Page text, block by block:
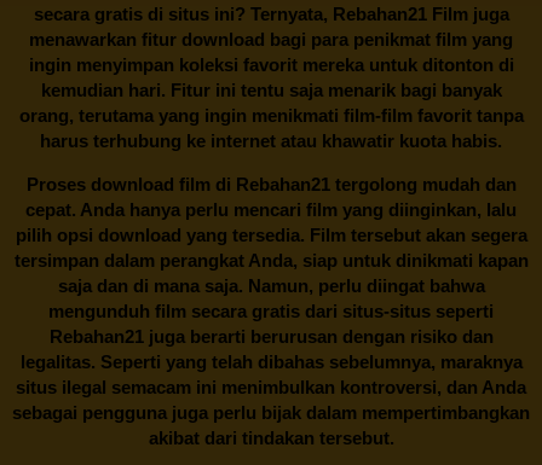
secara gratis di situs ini? Ternyata, Rebahan21 Film juga
menawarkan fitur download bagi para penikmat film yang
ingin menyimpan koleksi favorit mereka untuk ditonton di
kemudian hari. Fitur ini tentu saja menarik bagi banyak
orang, terutama yang ingin menikmati film-film favorit tanpa
harus terhubung ke internet atau khawatir kuota habis.
Proses download film di Rebahan21tergolong mudah dan
cepat. Anda hanya perlu mencari film yang diinginkan, lalu
pilih opsi download yang tersedia. Film tersebut akan segera
tersimpan dalam perangkat Anda, siap untuk dinikmati kapan
saja dan di mana saja. Namun, perlu diingat bahwa
mengunduh film secara gratis dari situs-situs seperti
Rebahan21 juga berarti berurusan dengan risiko dan
legalitas. Seperti yang telah dibahas sebelumnya, maraknya
situs ilegal semacam ini menimbulkan kontroversi, dan Anda
sebagai pengguna juga perlu bijak dalam mempertimbangkan
akibat dari tindakan tersebut.